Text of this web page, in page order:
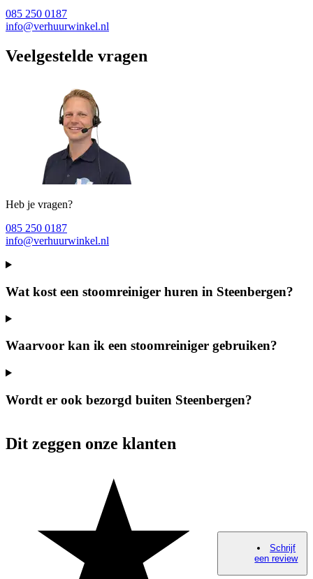
085 250 0187
info@verhuurwinkel.nl
Veelgestelde vragen
Heb je vragen?
085 250 0187
info@verhuurwinkel.nl
Wat kost een stoomreiniger huren in Steenbergen?
Waarvoor kan ik een stoomreiniger gebruiken?
Wordt er ook bezorgd buiten Steenbergen?
Dit zeggen onze klanten
Schrijf
een review